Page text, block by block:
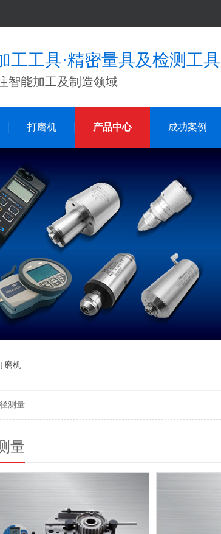
工工具·精密量具及检测工
智能加工及制造领域
打磨机 产品中心 成功案例
磨机
测量
量